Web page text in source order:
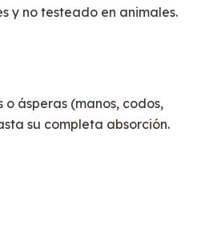
y no testeado en animales.
ásperas (manos, codos,
su completa absorción.